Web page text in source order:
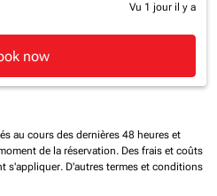
Vu 1 jour il y a
now
au cours des dernières 48 heures et
de la réservation. Des frais et coûts
s'appliquer. D'autres termes et conditions